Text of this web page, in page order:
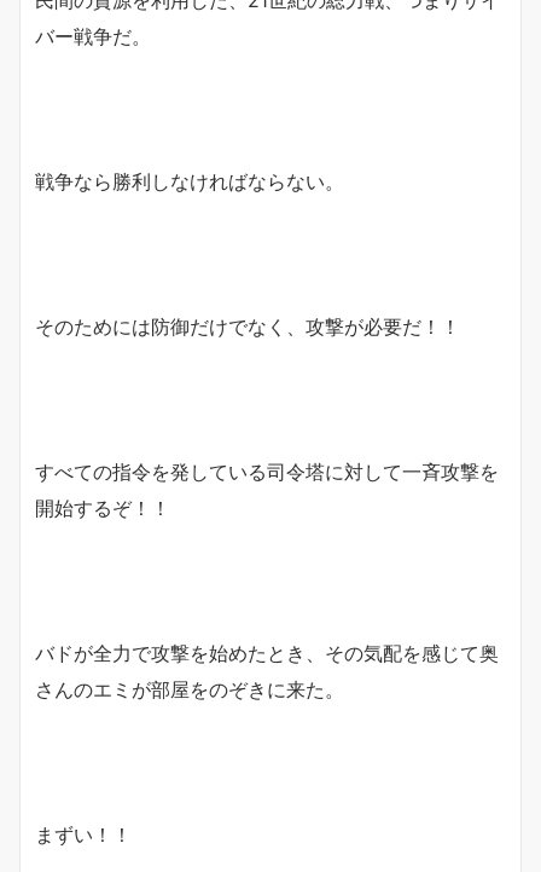
バー戦争だ。
戦争なら勝利しなければならない。
そのためには防御だけでなく、攻撃が必要だ！！
すべての指令を発している司令塔に対して一斉攻撃を
開始するぞ！！
バドが全力で攻撃を始めたとき、その気配を感じて奥
さんのエミが部屋をのぞきに来た。
まずい！！